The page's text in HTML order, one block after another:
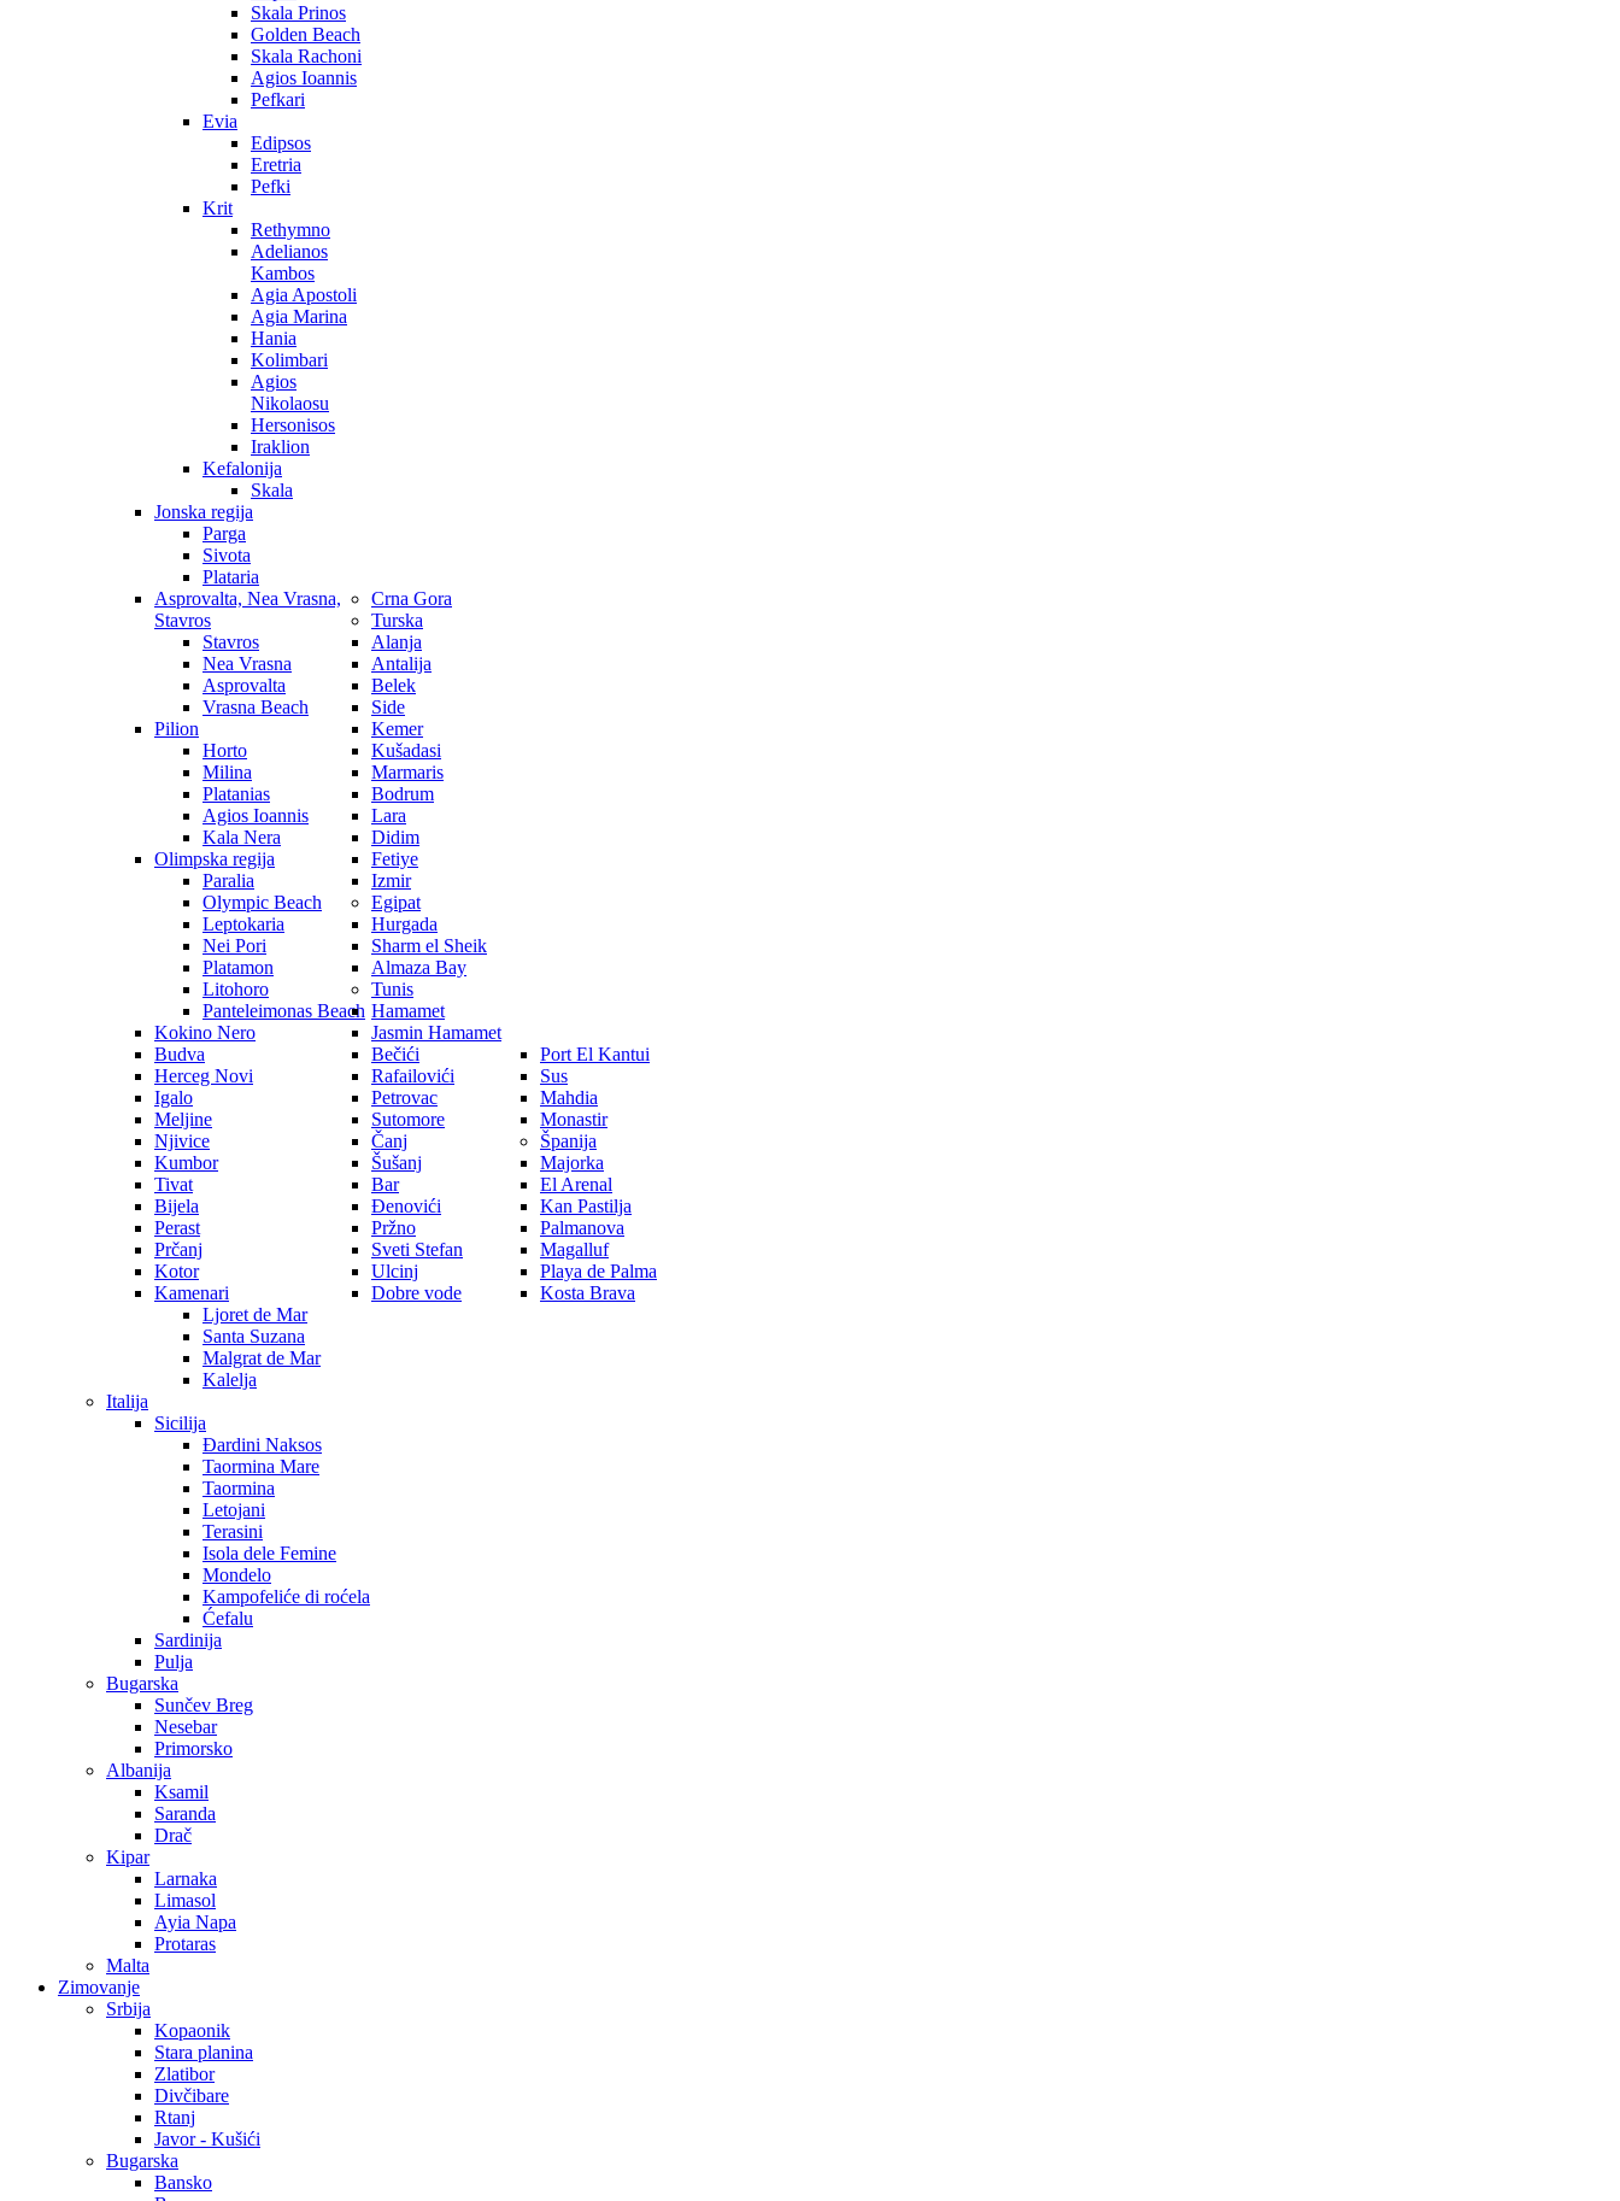
Skala Prinos
Golden Beach
Skala Rachoni
Agios Ioannis
Pefkari
Evia
Edipsos
Eretria
Pefki
Krit
Rethymno
Adelianos
Kambos
Agia Apostoli
Agia Marina
Hania
Kolimbari
Agios
Nikolaosu
Hersonisos
Iraklion
Kefalonija
Skala
Jonska regija
Parga
Sivota
Plataria
Asprovalta, Nea Vrasna,
Stavros
Stavros
Nea Vrasna
Asprovalta
Vrasna Beach
Pilion
Horto
Milina
Platanias
Agios Ioannis
Kala Nera
Olimpska regija
Paralia
Olympic Beach
Leptokaria
Nei Pori
Platamon
Litohoro
Panteleimonas Beach
Kokino Nero
Crna Gora
Budva
Herceg Novi
Igalo
Meljine
Njivice
Kumbor
Tivat
Bijela
Perast
Prčanj
Kotor
Kamenari
Bečići
Rafailovići
Petrovac
Sutomore
Čanj
Šušanj
Bar
Đenovići
Pržno
Sveti Stefan
Ulcinj
Dobre vode
Turska
Alanja
Antalija
Belek
Side
Kemer
Kušadasi
Marmaris
Bodrum
Lara
Didim
Fetiye
Izmir
Egipat
Hurgada
Sharm el Sheik
Almaza Bay
Tunis
Hamamet
Jasmin Hamamet
Port El Kantui
Sus
Mahdia
Monastir
Španija
Majorka
El Arenal
Kan Pastilja
Palmanova
Magalluf
Playa de Palma
Kosta Brava
Ljoret de Mar
Santa Suzana
Malgrat de Mar
Kalelja
Italija
Sicilija
Đardini Naksos
Taormina Mare
Taormina
Letojani
Terasini
Isola dele Femine
Mondelo
Kampofeliće di roćela
Ćefalu
Sardinija
Pulja
Bugarska
Sunčev Breg
Nesebar
Primorsko
Albanija
Ksamil
Saranda
Drač
Kipar
Larnaka
Limasol
Ayia Napa
Protaras
Malta
Zimovanje
Srbija
Kopaonik
Stara planina
Zlatibor
Divčibare
Rtanj
Javor - Kušići
Bugarska
Bansko